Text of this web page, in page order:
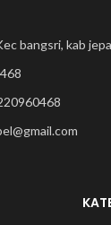
bangsri, kab